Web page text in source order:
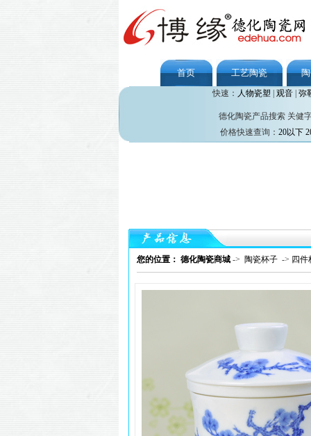
首页 工艺陶瓷
快速： 人物瓷塑 观音| 弥
德化陶瓷产品搜索 关健
价格快速查询： 20以下
您的位置： 德化陶瓷商城 -> 陶瓷杯子 -> 四件